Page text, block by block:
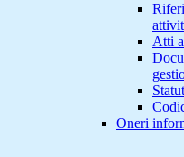
Atti
Oneri